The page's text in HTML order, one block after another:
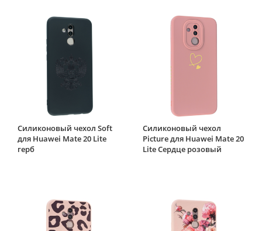
Силиконовый чехол Soft
для Huawei Mate 20 Lite
герб
Силиконовый чехол
Picture для Huawei Mate 20
Lite Сердце розовый